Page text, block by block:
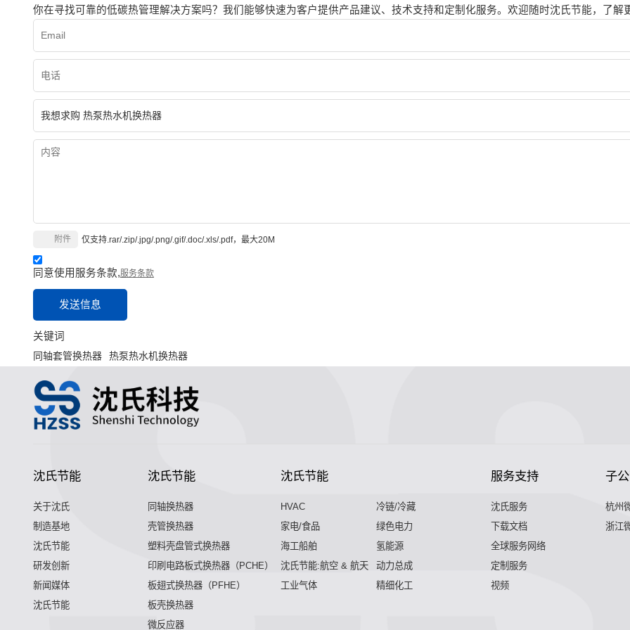
你在寻找可靠的低碳热管理解决方案吗？我们能够快速为客户提供产品建议、技术支持和定制化服务。欢迎随时沈氏节能，了解
仅支持.rar/.zip/.jpg/.png/.gif/.doc/.xls/.pdf，最大20M
附件
同意使用服务条款,服务条款
发送信息
关键词
同轴套管换热器
热泵热水机换热器
沈氏节能
关于沈氏
制造基地
沈氏节能
研发创新
新闻媒体
沈氏节能
沈氏节能
同轴换热器
壳管换热器
塑料壳盘管式换热器
印刷电路板式换热器（PCHE）
板翅式换热器（PFHE）
板壳换热器
微反应器
沈氏节能
HVAC
冷链/冷藏
家电/食品
绿色电力
海工船舶
氢能源
沈氏节能:航空 & 航天
动力总成
工业气体
精细化工
服务支持
沈氏服务
下载文档
全球服务网络
定制服务
视频
子
杭州
浙江